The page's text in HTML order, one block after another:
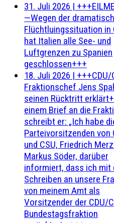
31. Juli 2026 |
—Wegen der
Flüchtluingssituation in
hat Italien alle See- und
Luftgrenzen zu Spanien
geschlossen+++
18. Juli 2026 | +++CDU/
Fraktionschef Jens
seinen Rücktritt
einem Brief an die
schreibt er: „Ich habe
Parteivorsitzenden von
und CSU, Friedrich
Markus Söder, darüber
informiert, dass ich mit
Schreiben an unsere
von meinem Amt als
Vorsitzender der CDU/
Bundestagsfraktion